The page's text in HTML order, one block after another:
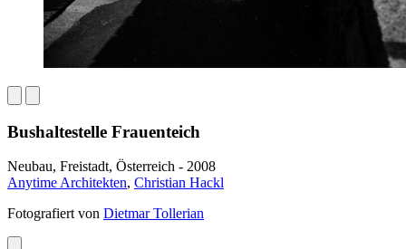
Bushaltestelle Frauenteich
Neubau, Freistadt, Österreich - 2008
Anytime Architekten, Christian Hackl
Fotografiert von Dietmar Tollerian